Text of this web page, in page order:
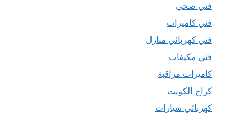
فني صحي
فني كاميرات
فني كهربائي منازل
فني مكيفات
كاميرات مراقبة
كراج الكويت
كهربائي سيارات